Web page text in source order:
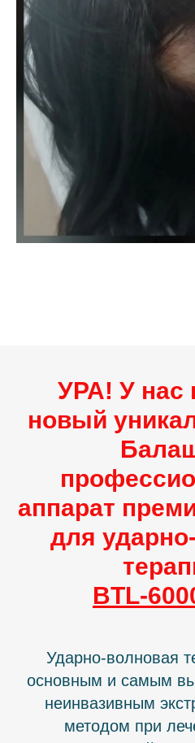
УРА! У нас
новый
аппарат
для
BTL-
Ударно-волновая
основным и самым
неинвазивным
методом при